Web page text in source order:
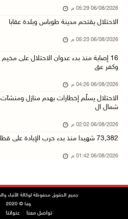
افتتاح سوق الباذنجان البتيري السنوي
"إبداع المعلم" و"التربية" يطلقان دورة
06/آب/2026 01:46 م
سفارة فلسطين في عُمان تكرم الطلبة
الهلال الأحمر: 16 إصابة جراء عدوان الاحتلال ع ...
إنجاز فلسطين تطلق معرض "Eco-Expo 2026" تتويجا ...
06/08/2026 05:29 م
الاحتلال يقتحم مدينة طوباس وبلدة عقابا
06/08/2026 05:23 م
16 إصابة منذ بدء عدوان الاحتلال على مخيم
وكفر عق
06/08/2026 04:26 م
الاحتلال يسلّم إخطارات بهدم منازل
شمال ال
06/08/2026 02:02 م
73,382 شهيدا منذ بدء حرب الإبادة على قطاع غزة
06/08/2026 01:42 م
جميع الحقوق محفوظة لوكالة الأنباء
وفا © 2020
تواصل معنا عنواننا